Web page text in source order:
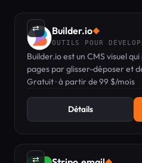
⇄ Builder.io◆
OUTILS POUR
Builder.io est un CMS visuel
pages par glisser-déposer et
propre et prêt pour la
Gratuit · à partir de 99 $/mois
Détails
⇄